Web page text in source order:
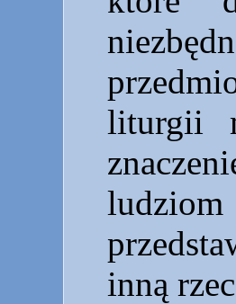
liturgii
inną